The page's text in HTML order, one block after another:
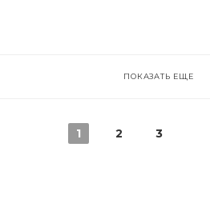
ПОКАЗАТЬ ЕЩЕ
1 2 3